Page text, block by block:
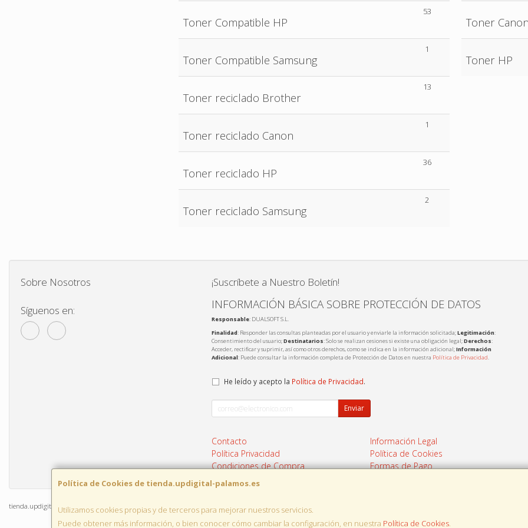
Toner Compatible HP
53
Toner Compatible Samsung
1
Toner reciclado Brother
13
Toner reciclado Canon
1
Toner reciclado HP
36
Toner reciclado Samsung
2
Toner
Toner HP
Política de Cookies de tienda.updigital-palamos.es
Utilizamos cookies propias y de terceros para mejorar nuestros servicios.
Puede obtener más información, o bien conocer cómo cambiar la configuración, en nuestra Política de Cookies.
Sobre Nosotros
Síguenos en:
¡Suscríbete a Nuestro Boletín!
INFORMACIÓN BÁSICA SOBRE PROTECCIÓN DE DATOS
Responsable: DUALSOFT S.L.
Finalidad: Responder las consultas planteadas por el usuario y enviarle la información solicitada;Legitimación:
Consentimiento del usuario;Destinatarios: Solo se realizan cesiones si existe una obligación legal;Derechos:
Acceder, rectificar y suprimir, así como otros derechos, como se indica en la información adicional;Información
Adicional: Puede consultar la información completa de Protección de Datos en nuestra Política de Privacidad.
He leído y acepto la Política de Privacidad.
Enviar
Contacto
Información Legal
Política Privacidad
Política de Cookies
Condiciones de Compra
Formas de Pago
tienda.updigital-palamos.es © 2026
, , , , España. - C.I.F.: B17975095 - Tfno: